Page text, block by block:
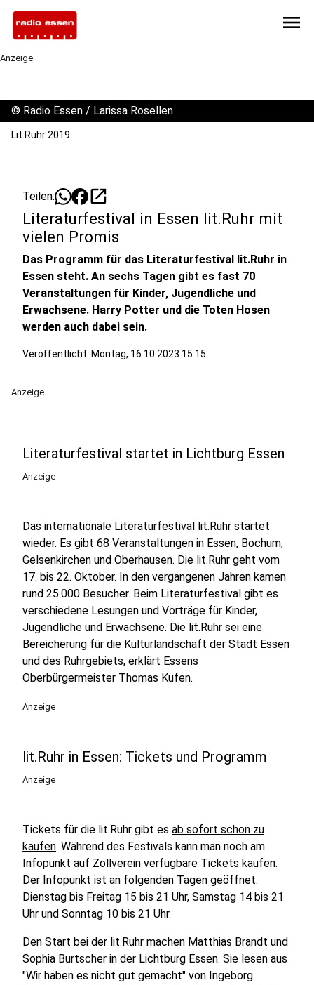
menu
Anzeige
© Radio Essen / Larissa Rosellen
Lit.Ruhr 2019
Teilen: open_in_new
Literaturfestival in Essen lit.Ruhr mit
vielen Promis
Das Programm für das Literaturfestival lit.Ruhr in
Essen steht. An sechs Tagen gibt es fast 70
Veranstaltungen für Kinder, Jugendliche und
Erwachsene. Harry Potter und die Toten Hosen
werden auch dabei sein.
Veröffentlicht: Montag, 16.10.2023 15:15
Anzeige
Literaturfestival startet in Lichtburg Essen
Anzeige
Das internationale Literaturfestival lit.Ruhr startet
wieder. Es gibt 68 Veranstaltungen in Essen, Bochum,
Gelsenkirchen und Oberhausen. Die lit.Ruhr geht vom
17. bis 22. Oktober. In den vergangenen Jahren kamen
rund 25.000 Besucher. Beim Literaturfestival gibt es
verschiedene Lesungen und Vorträge für Kinder,
Jugendliche und Erwachsene. Die lit.Ruhr sei eine
Bereicherung für die Kulturlandschaft der Stadt Essen
und des Ruhrgebiets, erklärt Essens
Oberbürgermeister Thomas Kufen.
Anzeige
lit.Ruhr in Essen: Tickets und Programm
Anzeige
Tickets für die lit.Ruhr gibt es ab sofort schon zu
kaufen. Während des Festivals kann man noch am
Infopunkt auf Zollverein verfügbare Tickets kaufen.
Der Infopunkt ist an folgenden Tagen geöffnet:
Dienstag bis Freitag 15 bis 21 Uhr, Samstag 14 bis 21
Uhr und Sonntag 10 bis 21 Uhr.
Den Start bei der lit.Ruhr machen Matthias Brandt und
Sophia Burtscher in der Lichtburg Essen. Sie lesen aus
"Wir haben es nicht gut gemacht" von Ingeborg